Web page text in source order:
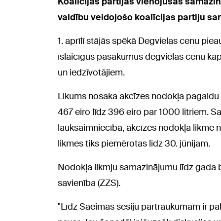
valdību veidojošo koalīcijas partiju
1. aprīlī stājās spēkā Degvielas cenu
īslaicīgus pasākumus degvielas cenu
un iedzīvotājiem.
Likums nosaka akcīzes nodokļa
467 eiro līdz 396 eiro par 1000 litriem.
lauksaimniecībā, akcīzes nodokļa likme
likmes tiks piemērotas līdz 30. jūnijam.
Nodokļa likmju samazinājumu līdz
savienība (ZZS).
"Līdz Saeimas sesiju pārtraukumam ir